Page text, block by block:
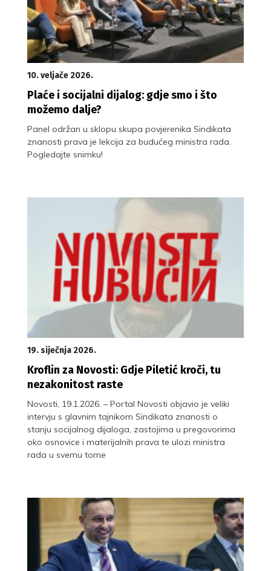
10. veljače 2026.
Plaće i socijalni dijalog: gdje smo i što
možemo dalje?
Panel održan u sklopu skupa povjerenika Sindikata
znanosti prava je lekcija za budućeg ministra rada.
Pogledajte snimku!
19. siječnja 2026.
Kroflin za Novosti: Gdje Piletić kroči, tu
nezakonitost raste
Novosti, 19.1.2026. – Portal Novosti objavio je veliki
intervju s glavnim tajnikom Sindikata znanosti o
stanju socijalnog dijaloga, zastojima u pregovorima
oko osnovice i materijalnih prava te ulozi ministra
rada u svemu tome